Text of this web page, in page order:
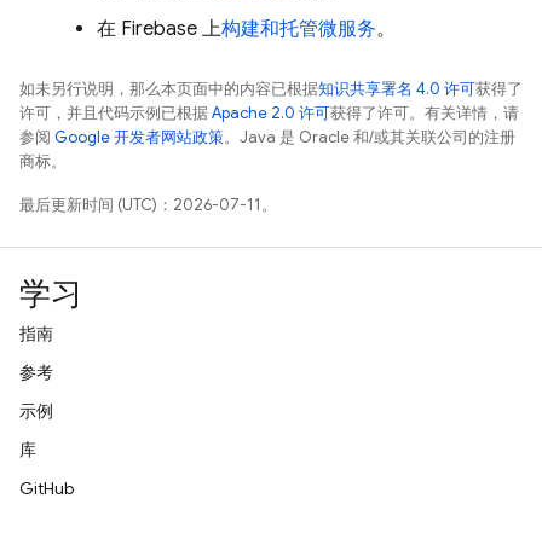
在 Firebase 上构建和托管微服务。
如未另行说明，那么本页面中的内容已根据知识共享署名 4.0 许可获得了
许可，并且代码示例已根据Apache 2.0 许可获得了许可。有关详情，请
参阅 Google 开发者网站政策。Java 是 Oracle 和/或其关联公司的注册
商标。
最后更新时间 (UTC)：2026-07-11。
学习
指南
参考
示例
库
GitHub